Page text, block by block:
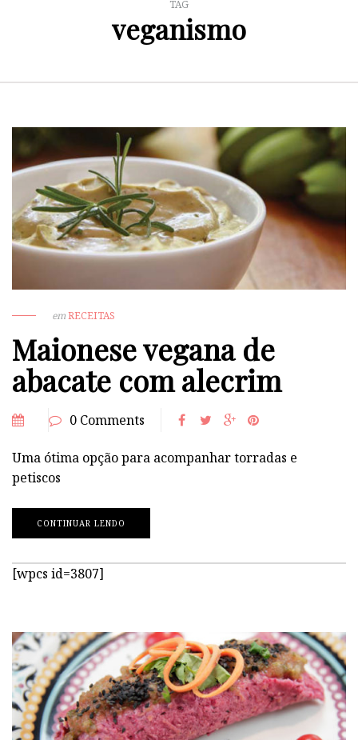
TAG
veganismo
emRECEITAS
Maionese vegana de
abacate com alecrim
0 Comments
Uma ótima opção para acompanhar torradas e
petiscos
CONTINUAR LENDO
[wpcs id=3807]